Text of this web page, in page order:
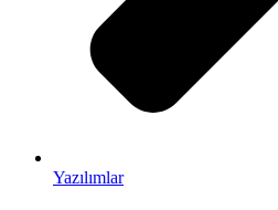
Yazılımlar